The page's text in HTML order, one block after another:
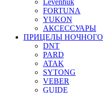
Levenhuk
FORTUNA
YUKON
АКСЕССУАРЫ
ПРИЦЕЛЫ
DNT
PARD
ATAK
SYTONG
VEBER
GUIDE